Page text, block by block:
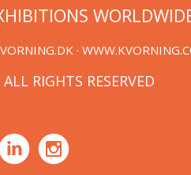
·
RIGHTS RESERVED